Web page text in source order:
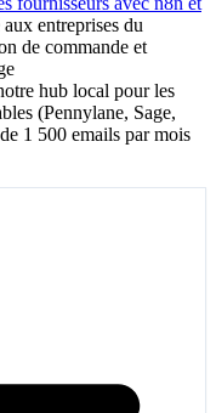
entreprises du
de commande et
hub local pour les
(Pennylane, Sage,
1 500 emails par mois